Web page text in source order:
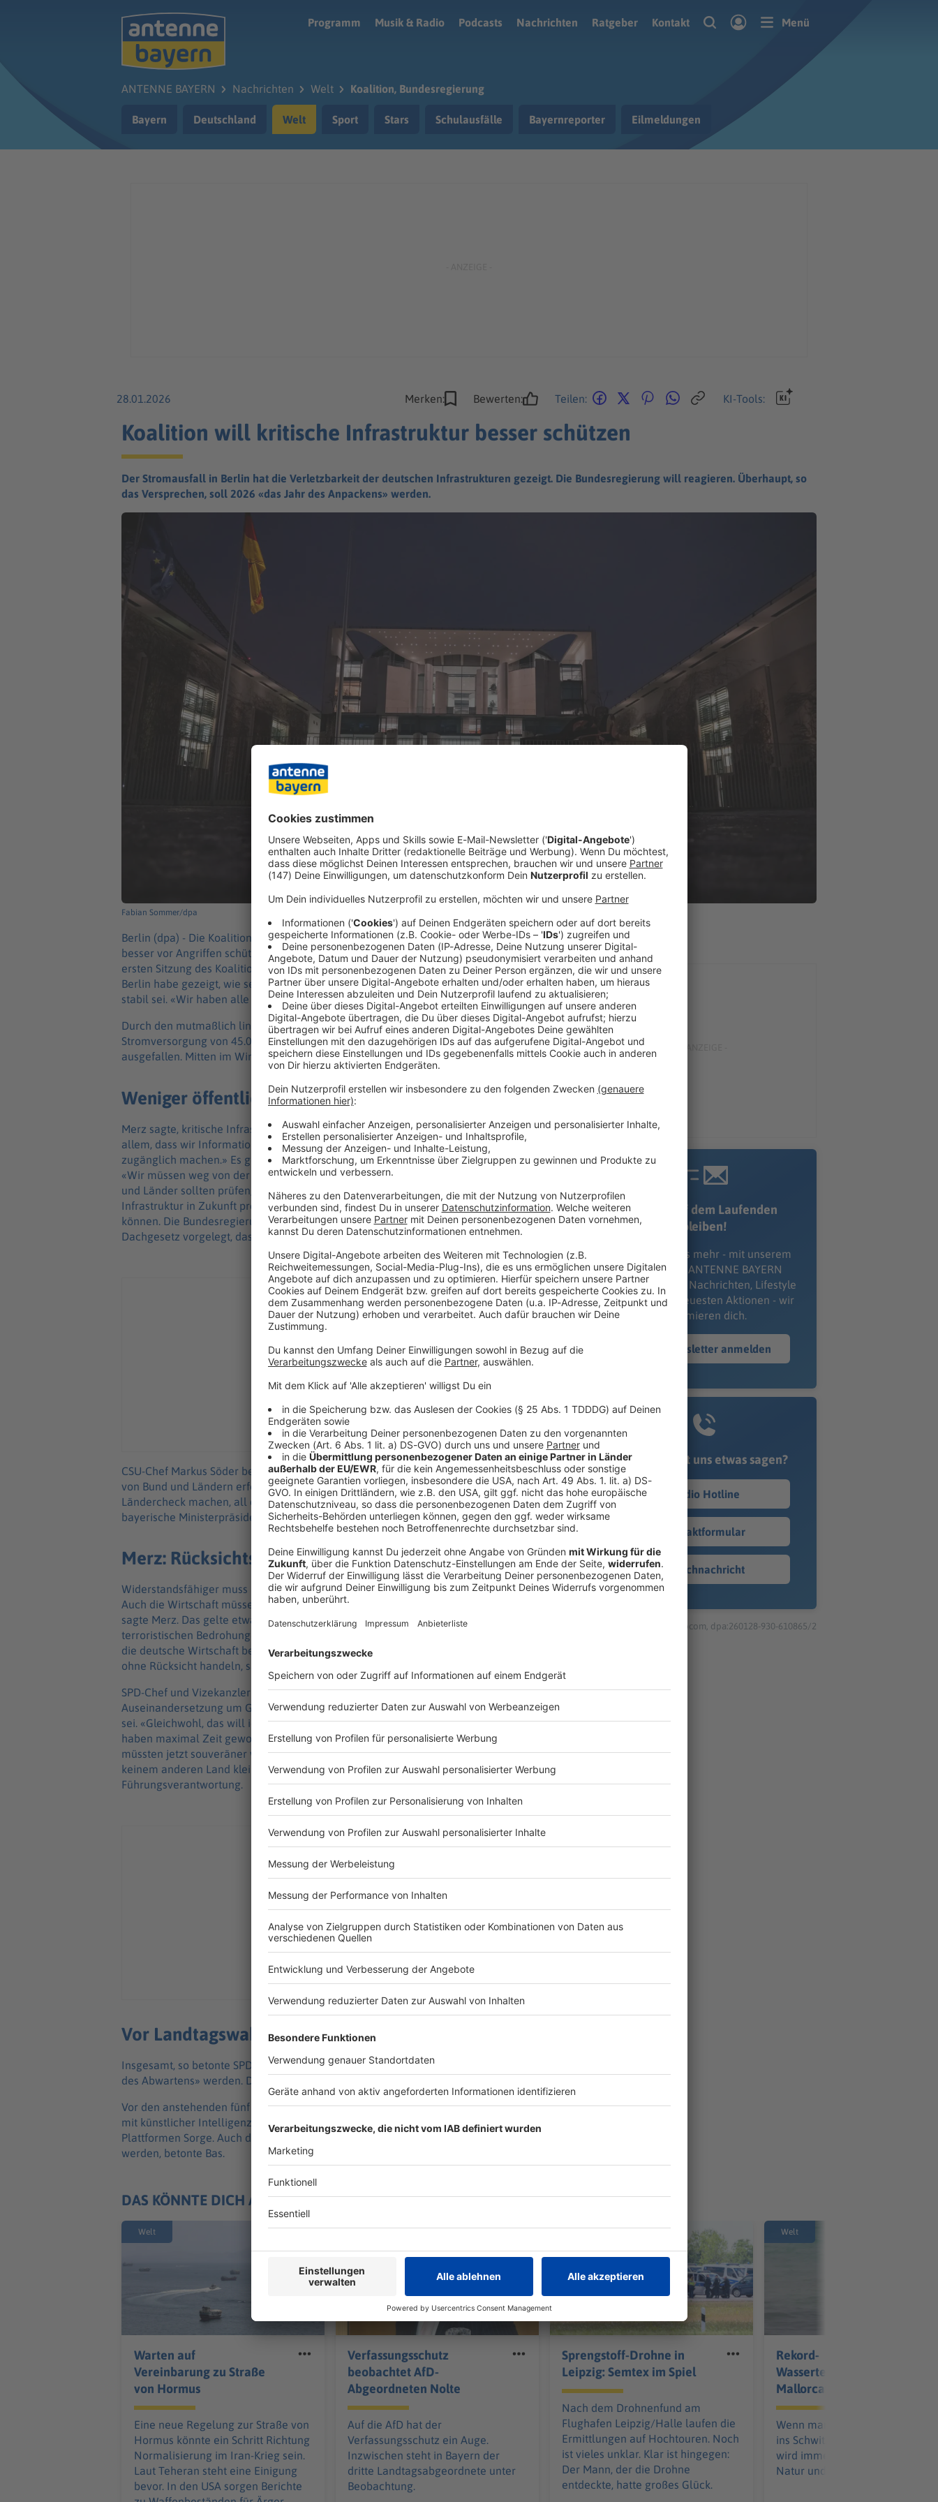
Programm
Musik & Radio Podcasts Nachrichten Ratgeber Kontakt Menü
ANTENNE BAYERN Nachrichten Welt Koalition, Bundesregierung
Bayern Deutschland Welt Sport Stars Schulausfälle Bayernreporter Eilmeldungen
28.01.2026 Merken: Bewerten: Teilen: KI-Tools:
Koalition will kritische Infrastruktur besser schützen
Der Stromausfall in Berlin hat die Verletzbarkeit der deutschen Infrastrukturen gezeigt. Die Bundesregierung will reagieren. Überhaupt, so
das Versprechen, soll 2026 «das Jahr des Anpackens» werden.
Fabian Sommer/dpa
Berlin (dpa) - Die Koalition aus Union und SPD will kritische Infrastruktur wie Stromnetze
besser vor Angriffen schützen. Das kündigte Bundeskanzler Friedrich Merz (CDU) nach der
ersten Sitzung des Koalitionsausschusses in diesem Jahr an. Merz sagte, der Stromausfall in
Berlin habe gezeigt, wie sehr Deutschland darauf angewiesen sei, dass die Infrastruktur
stabil sei. «Wir haben alle gesehen, wie verletzlich unsere Gesellschaft ist.»
Durch den mutmaßlich linksextremistisch motivierten Anschlag war Anfang Januar die
Stromversorgung von 45.000 Haushalten im Südwesten der Hauptstadt tagelang
ausgefallen. Mitten im Winter fielen damit Heizungen, Internet und Mobilfunk aus.
Weniger öffentlich zugängliche Informationen
Merz sagte, kritische Infrastruktur müsse besser geschützt werden. «Und dazu gehört vor
allem, dass wir Informationen über diese Infrastruktur nicht mehr so einfach öffentlich
zugänglich machen.» Es gehe um Geodaten und andere sicherheitsrelevante Informationen.
«Wir müssen weg von der sehr weitgehenden Transparenz und hin zu mehr Resilienz.» Bund
und Länder sollten prüfen, wie viele Informationen sie über Schlüsseleinrichtungen der
Infrastruktur in Zukunft preisgeben. Außerdem sollten Schäden schneller repariert werden
können. Die Bundesregierung hat bereits einen Entwurf für ein sogenanntes Kritis-
Dachgesetz vorgelegt, das nun vom Bundestag beschlossen werden soll.
CSU-Chef Markus Söder betonte, der Schutz kritischer Infrastruktur müsse im «Doppelpass»
von Bund und Ländern erfolgen. «Deswegen werden auch die Länder einen absoluten
Ländercheck machen, all diese kritischen Infrastrukturen zu überprüfen», sagte der
bayerische Ministerpräsident.
Merz: Rücksichtslose Großmächte
Widerstandsfähiger muss nach Ansicht der Koalition aber nicht nur die Infrastruktur werden.
Auch die Wirtschaft müsse ein besseres Verständnis dafür entwickeln, wo sie verletzbar sei,
sagte Merz. Das gelte etwa in den Lieferketten bei kritischen Komponenten oder bei
terroristischen Bedrohungen. Bei Innovation, Produktivität und Wettbewerbsfähigkeit müsse
die deutsche Wirtschaft besser werden. Zuletzt habe man auch erfahren, dass Großmächte
ohne Rücksicht handeln, sagte Merz, ohne bestimmte Staaten zu nennen.
SPD-Chef und Vizekanzler Lars Klingbeil wurde deutlicher: Es sei richtig, dass Europa in der
Auseinandersetzung um Grönland gegenüber den USA klar und selbstbewusst aufgetreten
sei. «Gleichwohl, das will ich hier für mich auch feststellen, bin ich fest davon überzeugt: Wir
haben maximal Zeit gewonnen», sagte der Finanzminister. Deutschland und Europa
müssten jetzt souveräner werden. «Ich will, dass Europa so stark wird, dass wir uns vor
keinem anderen Land klein machen müssen», betonte er. Da habe Deutschland eine
Führungsverantwortung.
Vor Landtagswahlen: Sorge um Demokratie
Insgesamt, so betonte SPD-Chefin Bärbel Bas, solle 2026 «das Jahr des Anpackens und nicht
des Abwartens» werden. Das gelte etwa bei den anstehenden Reformen des Sozialstaats.
Vor den anstehenden fünf Landtagswahlen machen der Koalition auch Cyberangriffe und
mit künstlicher Intelligenz erzeugte, manipulierte Bilder oder Videos auf digitalen
Plattformen Sorge. Auch die Demokratie müsse «gegen Einflüsse von außen» geschützt
werden, betonte Bas.
Immer auf dem Laufenden
bleiben!
Verpass' nichts mehr - mit unserem
kostenlosen ANTENNE BAYERN
Newsletter. Ob Nachrichten, Lifestyle
oder unsere neuesten Aktionen - wir
informieren dich.
Zum Newsletter anmelden
Du möchtest uns etwas sagen?
Studio Hotline
Kontaktformular
Sprachnachricht
© dpa-infocom, dpa:260128-930-610865/2
DAS KÖNNTE DICH AUCH INTERESSIEREN
Welt
Warten auf
Vereinbarung zu Straße
von Hormus
Eine neue Regelung zur Straße von
Hormus könnte ein Schritt Richtung
Normalisierung im Iran-Krieg sein.
Laut Teheran steht eine Einigung
bevor. In den USA sorgen Berichte
Welt
Verfassungsschutz
beobachtet AfD-
Abgeordneten Nolte
Auf die AfD hat der
Verfassungsschutz ein Auge.
Inzwischen steht in Bayern der
dritte Landtagsabgeordnete unter
Beobachtung.
Welt
Sprengstoff-Drohne in
Leipzig: Semtex im Spiel
Nach dem Drohnenfund am
Flughafen Leipzig/Halle laufen die
Ermittlungen auf Hochtouren. Noch
ist vieles unklar. Klar ist hingegen:
Der Mann, der die Drohne
entdeckte, hatte großes Glück.
Welt
Rekord-
Wassertemperatur vor
Mallorca: 33,02 Grad
Wenn man sogar beim
ins Schwitzen gerät: Das
wird immer heißer. Was das für
Natur und den Herbst bedeutet.